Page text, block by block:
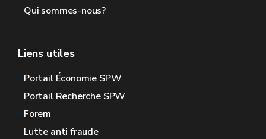
Qui sommes-nous?
Liens utiles
Portail Économie SPW
Portail Recherche SPW
Forem
Lutte anti fraude